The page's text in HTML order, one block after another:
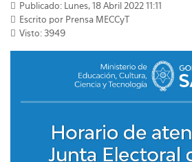
Publicado: Lunes, 18 Abril 2022 11:11
Escrito por Prensa MECCyT
Visto: 3949